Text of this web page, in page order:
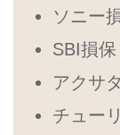
ソニー
SBI損保
アクサ
チュー